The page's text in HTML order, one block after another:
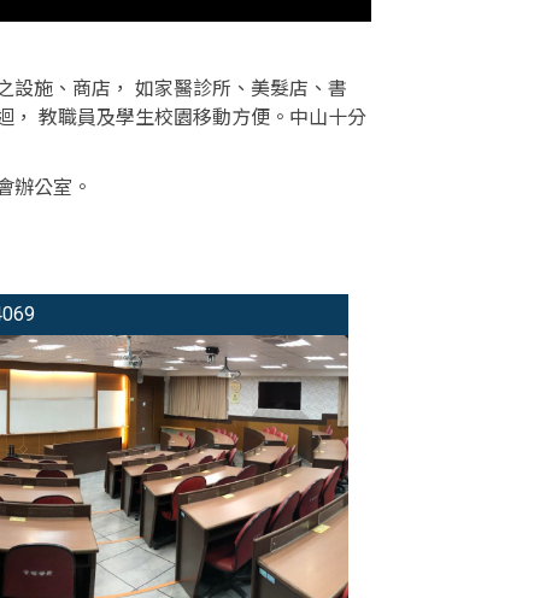
設施、商店， 如家醫診所、美髮店、書
， 教職員及學生校園移動方便。中山十分
辦公室。